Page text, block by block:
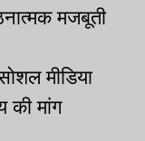
मजबूती
मीडिया
मांग